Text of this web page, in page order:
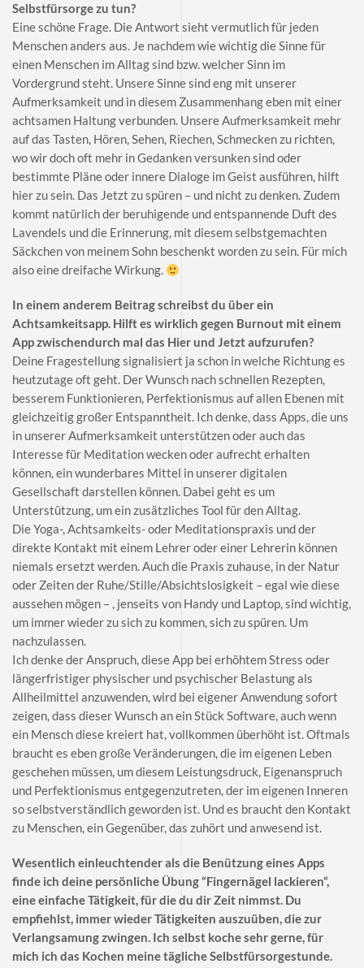
Selbstfürsorge zu tun?
Eine schöne Frage. Die Antwort sieht vermutlich für jeden
Menschen anders aus. Je nachdem wie wichtig die Sinne für
einen Menschen im Alltag sind bzw. welcher Sinn im
Vordergrund steht. Unsere Sinne sind eng mit unserer
Aufmerksamkeit und in diesem Zusammenhang eben mit einer
achtsamen Haltung verbunden. Unsere Aufmerksamkeit mehr
auf das Tasten, Hören, Sehen, Riechen, Schmecken zu richten,
wo wir doch oft mehr in Gedanken versunken sind oder
bestimmte Pläne oder innere Dialoge im Geist ausführen, hilft
hier zu sein. Das Jetzt zu spüren – und nicht zu denken. Zudem
kommt natürlich der beruhigende und entspannende Duft des
Lavendels und die Erinnerung, mit diesem selbstgemachten
Säckchen von meinem Sohn beschenkt worden zu sein. Für mich
also eine dreifache Wirkung.
In einem anderem Beitrag schreibst du über ein
Achtsamkeitsapp. Hilft es wirklich gegen Burnout mit einem
App zwischendurch mal das Hier und Jetzt aufzurufen?
Deine Fragestellung signalisiert ja schon in welche Richtung es
heutzutage oft geht. Der Wunsch nach schnellen Rezepten,
besserem Funktionieren, Perfektionismus auf allen Ebenen mit
gleichzeitig großer Entspanntheit. Ich denke, dass Apps, die uns
in unserer Aufmerksamkeit unterstützen oder auch das
Interesse für Meditation wecken oder aufrecht erhalten
können, ein wunderbares Mittel in unserer digitalen
Gesellschaft darstellen können. Dabei geht es um
Unterstützung, um ein zusätzliches Tool für den Alltag.
Die Yoga-, Achtsamkeits- oder Meditationspraxis und der
direkte Kontakt mit einem Lehrer oder einer Lehrerin können
niemals ersetzt werden. Auch die Praxis zuhause, in der Natur
oder Zeiten der Ruhe/Stille/Absichtslosigkeit – egal wie diese
aussehen mögen – , jenseits von Handy und Laptop, sind wichtig,
um immer wieder zu sich zu kommen, sich zu spüren. Um
nachzulassen.
Ich denke der Anspruch, diese App bei erhöhtem Stress oder
längerfristiger physischer und psychischer Belastung als
Allheilmittel anzuwenden, wird bei eigener Anwendung sofort
zeigen, dass dieser Wunsch an ein Stück Software, auch wenn
ein Mensch diese kreiert hat, vollkommen überhöht ist. Oftmals
braucht es eben große Veränderungen, die im eigenen Leben
geschehen müssen, um diesem Leistungsdruck, Eigenanspruch
und Perfektionismus entgegenzutreten, der im eigenen Inneren
so selbstverständlich geworden ist. Und es braucht den Kontakt
zu Menschen, ein Gegenüber, das zuhört und anwesend ist.
Wesentlich einleuchtender als die Benützung eines Apps
finde ich deine persönliche Übung “Fingernägel lackieren“,
eine einfache Tätigkeit, für die du dir Zeit nimmst. Du
empfiehlst, immer wieder Tätigkeiten auszuüben, die zur
Verlangsamung zwingen. Ich selbst koche sehr gerne, für
mich ich das Kochen meine tägliche Selbstfürsorgestunde.